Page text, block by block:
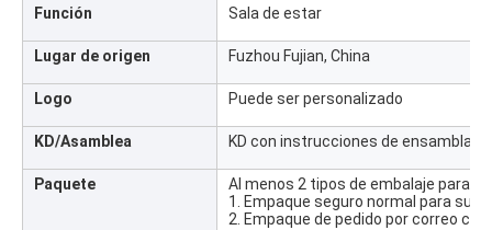
Función Sala de estar
Lugar de origen Fuzhou Fujian, China
Logo Puede ser personalizado
KD/Asamblea KD con instrucciones de ensamblaje
Paquete
Al menos 2 tipos de embalaje para
1. Empaque seguro normal para
2. Empaque de pedido por correo